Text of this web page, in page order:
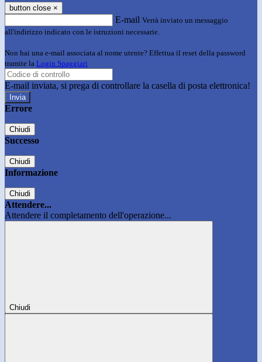
button close ×
E-mail Verrà inviato un messaggio
all'indirizzo indicato con le istruzioni necessarie.
Non hai una e-mail associata al nome utente? Effettua il reset della password
tramite la Login Spaggiari
E-mail inviata, si prega di controllare la casella di posta elettronica!
Errore
Chiudi
Successo
Chiudi
Informazione
Chiudi
Attendere...
Attendere il completamento dell'operazione...
Chiudi